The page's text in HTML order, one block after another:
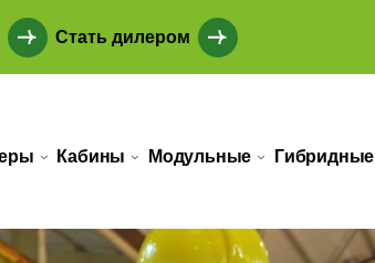
Стать дилером
Кабины Модульные Гибридные